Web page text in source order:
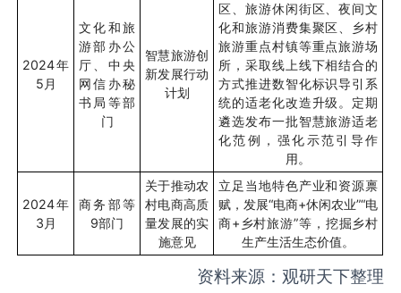
2024年
5月
文化和旅
游部办公
厅、中央
网信办秘
书局等部
门
智慧旅游创
新发展行动
计划
区、旅游休闲街区、夜间文
化和旅游消费集聚区、乡村
旅游重点村镇等重点旅游场
所，采取线上线下相结合的
方式推进数智化标识导引系
统的适老化改造升级。定期
遴选发布一批智慧旅游适老
化范例，强化示范引导作
用。
2024年
3月
商务部等
9部门
关于推动农
村电商高质
量发展的实
施意见
立足当地特色产业和资源禀
赋，发展“电商+休闲农业”“电
商+ 乡村旅游”等，挖掘乡村
生产生活生态价值。
资料来源：观研天下整理